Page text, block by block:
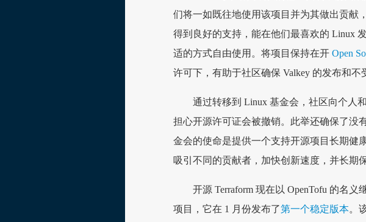
们将一如既往地使用该项目并为其做出贡献
得到良好的支持，能在他们最喜欢的 Linux
适的方式自由使用。将项目保持在开 Open
许可下，有助于社区确保 Valkey 的发布和不
通过转移到 Linux 基金会，社区向个人
担心开源许可证会被撤销。此举还确保了没
金会的使命是提供一个支持开源项目长期健
吸引不同的贡献者，加快创新速度，并长期
开源 Terraform 现在以 OpenTofu 的名
项目，它在 1 月份发布了第一个稳定版本。